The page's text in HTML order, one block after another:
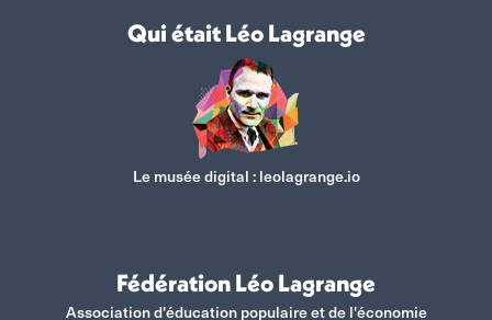
Qui était Léo Lagrange
Le musée digital :leolagrange.io
Fédération Léo Lagrange
Association d'éducation populaire et de l'économie